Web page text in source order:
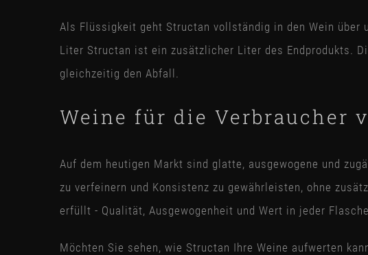
Als Flüssigkeit geht Structan vollständig in den Wein über
Liter Structan ist ein zusätzlicher Liter des Endprodukts.
gleichzeitig den Abfall.
Weine für die Verbraucher
Auf dem heutigen Markt sind glatte, ausgewogene und
zu verfeinern und Konsistenz zu gewährleisten, ohne
erfüllt - Qualität, Ausgewogenheit und Wert in jeder Flasche.
Möchten Sie sehen, wie Structan Ihre Weine aufwerten